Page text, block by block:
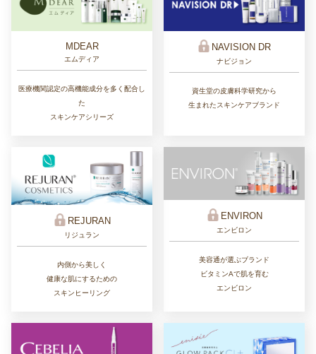
MDEAR
エムディア
医療機関認定の高機能成分を多く配合し
た
スキンケアシリーズ
NAVISION DR
ナビジョン
資生堂の皮膚科学研究から
生まれたスキンケアブランド
REJURAN
リジュラン
内側から美しく
健康な肌にするための
スキンヒーリング
ENVIRON
エンビロン
美容通が選ぶブランド
ビタミンAで肌を育む
エンビロン